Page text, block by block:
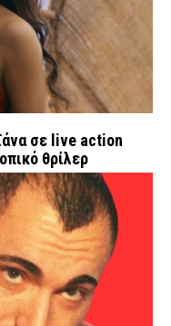
σε live action
θρίλερ